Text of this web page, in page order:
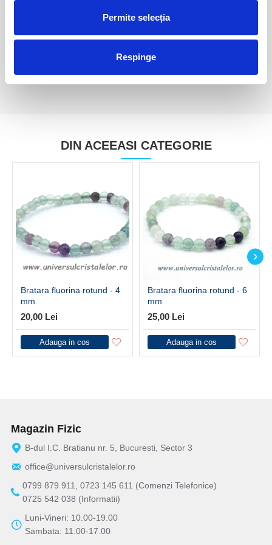
Permite selecția
Respinge
Fluorina galbena
40,00 Lei
Fluorina galbena
10,00 Lei
DIN ACEEASI CATEGORIE
Bratara fluorina rotund - 4
mm
20,00 Lei
Adauga in cos
Bratara fluorina rotund - 6
mm
25,00 Lei
Adauga in cos
Magazin Fizic
B-dul I.C. Bratianu nr. 5, Bucuresti, Sector 3
office@universulcristalelor.ro
0799 879 911, 0723 145 611 (Comenzi Telefonice)
0725 542 038 (Informatii)
Luni-Vineri: 10.00-19.00
Sambata: 11.00-17.00